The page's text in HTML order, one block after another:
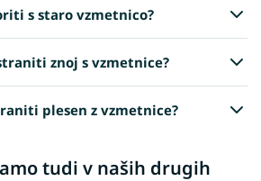
s staro vzmetnico?
znoj s vzmetnice?
plesen z vzmetnice?
tudi v naših drugih